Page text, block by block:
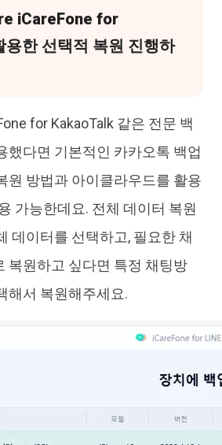
iCareFone for
용한 선택적 복원 진행하
for KakaoTalk 같은 전문 백
했다면 기본적인 카카오톡 백업
원 방법과 아이클라우드를 활용
가능한데요. 전체 데이터 복원
데이터를 선택하고, 필요한 채
복원하고 싶다면 특정 채팅방
해서 복원해주세요.